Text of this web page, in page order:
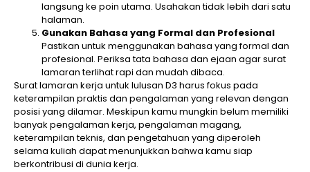
langsung ke poin utama. Usahakan tidak lebih dari satu
halaman.
Gunakan Bahasa yang Formal dan Profesional
Pastikan untuk menggunakan bahasa yang formal dan
profesional. Periksa tata bahasa dan ejaan agar surat
lamaran terlihat rapi dan mudah dibaca.
Surat lamaran kerja untuk lulusan D3 harus fokus pada
keterampilan praktis dan pengalaman yang relevan dengan
posisi yang dilamar. Meskipun kamu mungkin belum memiliki
banyak pengalaman kerja, pengalaman magang,
keterampilan teknis, dan pengetahuan yang diperoleh
selama kuliah dapat menunjukkan bahwa kamu siap
berkontribusi di dunia kerja.